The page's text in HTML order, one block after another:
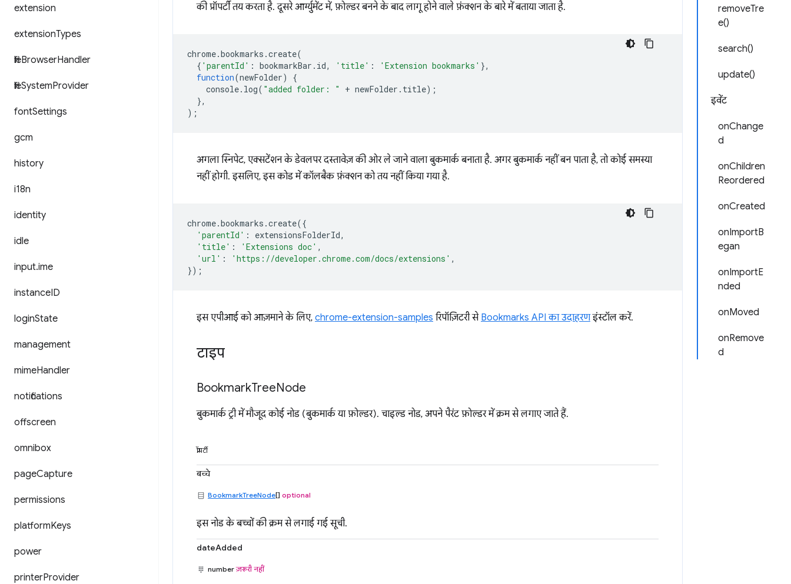
extension
extensionTypes
fileBrowserHandler
fileSystemProvider
fontSettings
gcm
history
i18n
identity
idle
input.ime
instanceID
loginState
management
mimeHandler
notifications
offscreen
omnibox
pageCapture
permissions
platformKeys
power
printerProvider
removeTre
e()
search()
update()
इवेंट
onChange
d
onChildren
Reordered
onCreated
onImportB
egan
onImportE
nded
onMoved
onRemove
d
की प्रॉपर्टी तय करता है. दूसरे आर्ग्युमेंट में, फ़ोल्डर बनने के बाद लागू होने वाले फ़ंक्शन के बारे में बताया जाता है.
chrome.bookmarks .create(
{ 'parentId' : bookmarkBar . id, 'title' : 'Extension bookmarks' },
function(newFolder)
{
console. log( "added folder: " + newFolder . title);
},
);
अगला स्निपेट, एक्सटेंशन के डेवलपर दस्तावेज़ की ओर ले जाने वाला बुकमार्क बनाता है. अगर बुकमार्क नहीं बन पाता है, तो कोई समस्या
नहीं होगी. इसलिए, इस कोड में कॉलबैक फ़ंक्शन को तय नहीं किया गया है.
chrome.bookmarks .create({
'parentId' : extensionsFolderId,
'title' : 'Extensions doc' ,
'url' : 'https://developer.chrome.com/docs/extensions' ,
});
इस एपीआई को आज़माने के लिए, chrome-extension-samples रिपॉज़िटरी से Bookmarks API का उदाहरणइंस्टॉल करें.
टाइप
BookmarkTreeNode
बुकमार्क ट्री में मौजूद कोई नोड (बुकमार्क या फ़ोल्डर). चाइल्ड नोड, अपने पैरंट फ़ोल्डर में क्रम से लगाए जाते हैं.
प्रॉपर्टी
बच्चे
BookmarkTreeNode[] optional
इस नोड के बच्चों की क्रम से लगाई गई सूची.
dateAdded
numberज़रूरी नहीं